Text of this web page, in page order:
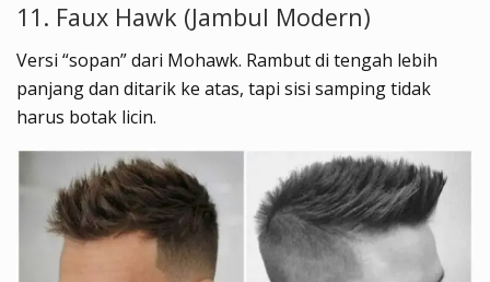
11. Faux Hawk (Jambul Modern)
Versi “sopan” dari Mohawk. Rambut di tengah lebih
panjang dan ditarik ke atas, tapi sisi samping tidak
harus botak licin.